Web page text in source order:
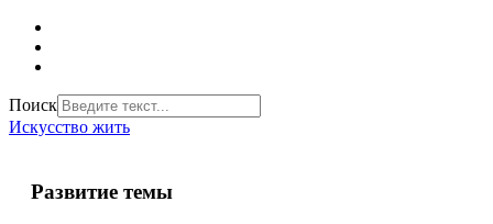
Поиск
Искусство жить
Развитие темы